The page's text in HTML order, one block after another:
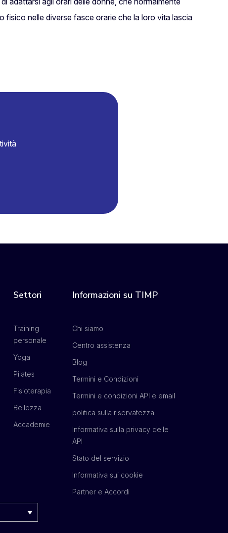
fisico nelle diverse fasce orarie che la loro vita lascia
Settori
Training
personale
Yoga
Pilates
Fisioterapia
Bellezza
Accademie
Informazioni su TIMP
Chi siamo
Centro assistenza
Blog
Termini e Condizioni
Termini e condizioni API e email
politica sulla riservatezza
Informativa sulla privacy delle
API
Stato del servizio
Informativa sui cookie
Partner e Accordi